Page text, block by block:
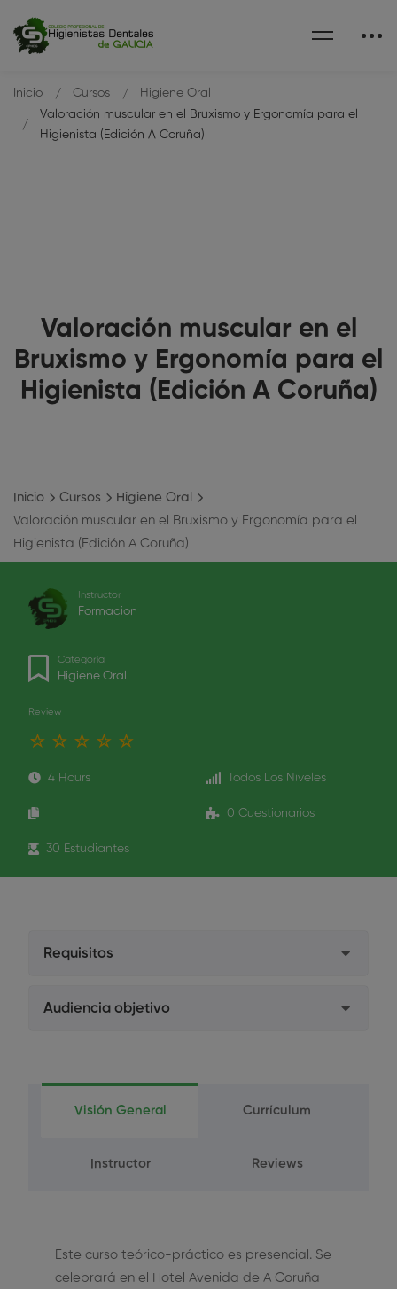
Valoración muscular en el
Bruxismo y Ergonomía para el
Higienista (Edición A Coruña)
Inicio Cursos
Higiene Oral
Valoración muscular en el Bruxismo y Ergonomía para el
Higienista (Edición A Coruña)
Inicio Cursos
Higiene Oral
Valoración muscular en el Bruxismo y Ergonomía para el
Higienista (Edición A Coruña)
Instructor
Formacion
Categoría
Higiene Oral
Review
4 Hours Todos Los Niveles
0 Cuestionarios
30 Estudiantes
Requisitos
por mail a formacion@formacion-hidegal.com
Superior en Higiene Dental a
formacion@formacion-hidegal.com
Audiencia objetivo
Visión General
Currículum
Instructor Reviews
Este curso teórico-práctico es presencial. Se
celebrará en el Hotel Avenida de A Coruña